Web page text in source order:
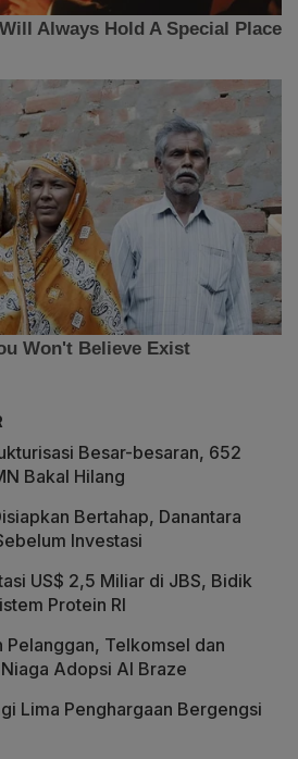
Besar-besaran, 652
Bakal Hilang
Bertahap, Danantara
Investasi
US$ 2,5 Miliar di JBS, Bidik
Protein RI
Pelanggan, Telkomsel dan
Adopsi AI Braze
Lima Penghargaan Bergengsi